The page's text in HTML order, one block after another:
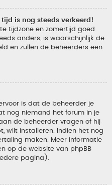
is nog steeds verkeerd!
tijdzone en zomertijd goed
anders, is waarschijnlijk de
en zullen de beheerders een
is dat de beheerder je
nog niemand het forum in je
de beheerder vragen of hij
wilt installeren. Indien het nog
maken. Meer informatie
op de website van phpBB
pagina).